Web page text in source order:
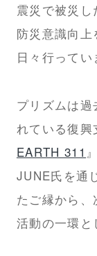
震災で被災
防災意識向
日々行ってい
プリズムは
れている復興
EARTH 311
JUNE氏を通
たご縁から
活動の一環と